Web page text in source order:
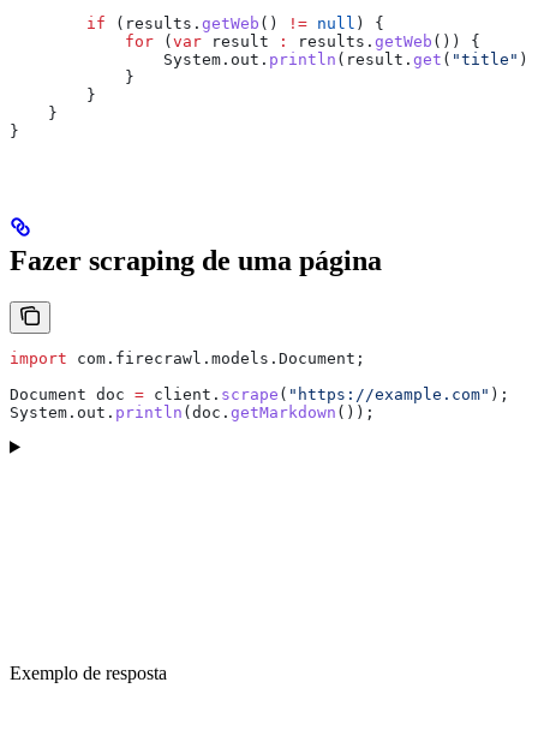
        if
( results . getWeb () != null ) {
            for
( var result : results . getWeb ()) {
                System
. out . println ( result . get ( "title" )
            }
        }
    }
}
Fazer scraping de uma página
import com.firecrawl.models.Document;
Document doc = client . scrape ( "https://example.com" );
System . out . println (doc . getMarkdown ());
Exemplo de resposta